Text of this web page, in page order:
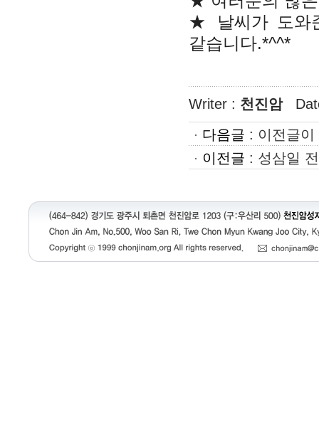
★ 날씨가 도와
같습니다.*^^*
Writer : 천진암
다음글 : 이전글
이전글 : 성삼일